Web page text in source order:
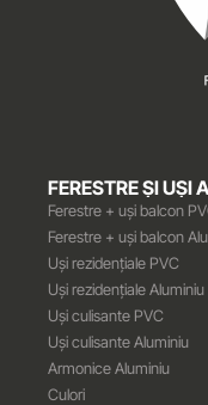
FERESTRE ȘI UȘI
Ferestre + uși balcon
Ferestre + uși balcon
Uși rezidențiale PVC
Uși rezidențiale Aluminiu
Uși culisante PVC
Uși culisante Aluminiu
Armonice Aluminiu
Culori